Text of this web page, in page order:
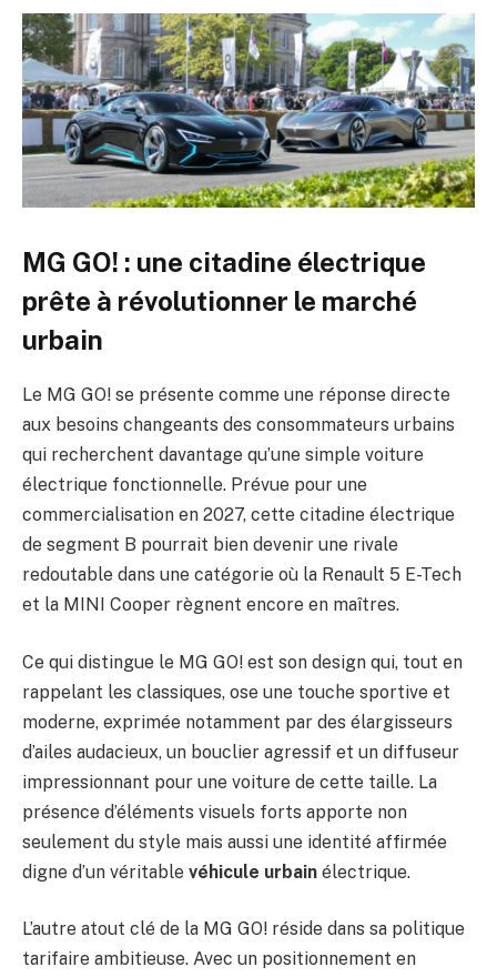
MG GO! : une citadine électrique
prête à révolutionner le marché
urbain
Le MG GO! se présente comme une réponse directe
aux besoins changeants des consommateurs urbains
qui recherchent davantage qu’une simple voiture
électrique fonctionnelle. Prévue pour une
commercialisation en 2027, cette citadine électrique
de segment B pourrait bien devenir une rivale
redoutable dans une catégorie où la Renault 5 E-Tech
et la MINI Cooper règnent encore en maîtres.
Ce qui distingue le MG GO! est son design qui, tout en
rappelant les classiques, ose une touche sportive et
moderne, exprimée notamment par des élargisseurs
d’ailes audacieux, un bouclier agressif et un diffuseur
impressionnant pour une voiture de cette taille. La
présence d’éléments visuels forts apporte non
seulement du style mais aussi une identité affirmée
digne d’un véritable véhicule urbain électrique.
L’autre atout clé de la MG GO! réside dans sa politique
tarifaire ambitieuse. Avec un positionnement en